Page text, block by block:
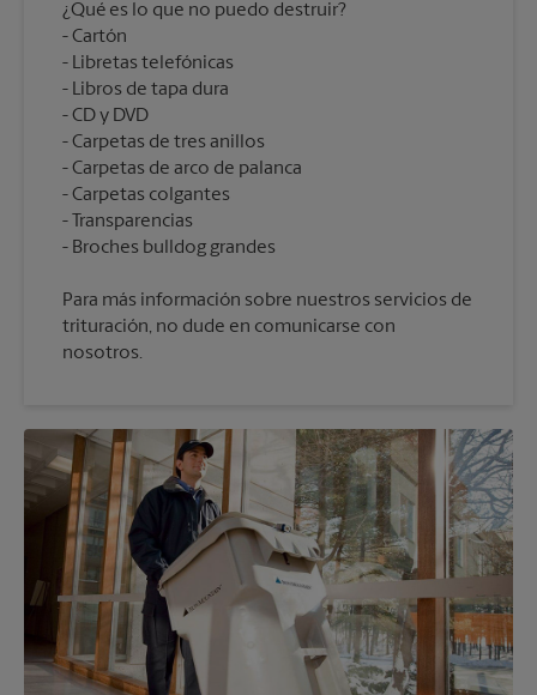
¿Qué es lo que no puedo destruir?
Cartón
Libretas telefónicas
Libros de tapa dura
CD y DVD
Carpetas de tres anillos
Carpetas de arco de palanca
Carpetas colgantes
Transparencias
Para más información sobre nuestros servicios de
trituración, no dude en comunicarse con
nosotros.